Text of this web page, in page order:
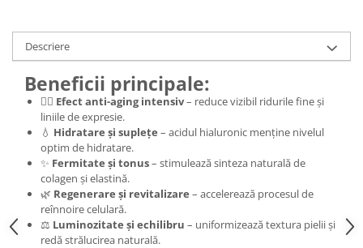
Descriere
Beneficii principale:
💆‍♀️ Efect anti-aging intensiv– reduce vizibil ridurile fine și
liniile de expresie.
💧 Hidratare și suplețe – acidul hialuronic menține nivelul
optim de hidratare.
✨ Fermitate și tonus– stimulează sinteza naturală de
colagen și elastină.
🌿 Regenerare și revitalizare – accelerează procesul de
reînnoire celulară.
⚖️ Luminozitate și echilibru – uniformizează textura pielii și
redă strălucirea naturală.